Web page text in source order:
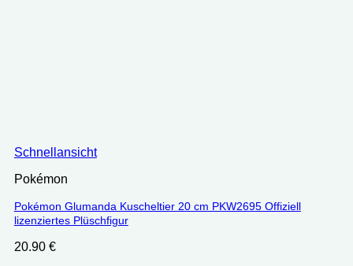
Schnellansicht
Pokémon
Pokémon Glumanda Kuscheltier 20 cm PKW2695 Offiziell
lizenziertes Plüschfigur
20.90 €